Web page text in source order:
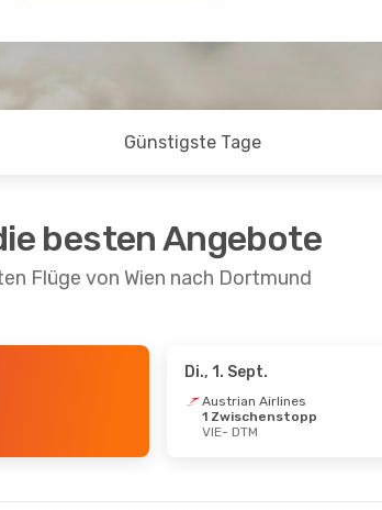
Günstigste Tage
besten Angebote
Flüge von Wien nach Dortmund
Di., 1. Sept.
Austrian Airlines
1 Zwischenstopp
VIE- DTM